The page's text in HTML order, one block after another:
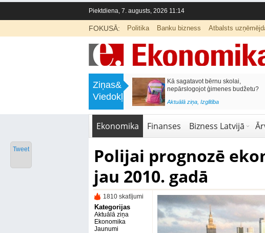
Piektdiena, 7. augusts, 2026 11:14
FOKUSĀ: Politika Banku bizness Atbalsts
Ziņas&
Viedokļi
Labklājības ministrija rosina reformēt
un būtiski uzlabot vecāku pabalstu
Kā sagatavot bērnu skolai,
nepārslogojot ģimenes budžetu?
Aktuālā ziņa, Izglītība
Ekonomika Finanses Bizness Latvijā
Polijai prognozē
jau 2010. gadā
1810 skatījumi
Kategorijas
Aktuālā ziņa
Ekonomika
Jaunumi
Tweet